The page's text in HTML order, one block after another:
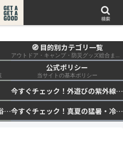
a good
🧭 目的別カテゴリ一覧
アウトドア・キャンプ・防災グッズ総合まとめ
公式ポリシー
当サイトの基本ポリシー
今すぐチェック！外遊びの紫外線対策・日差し快適化計画｜帽子・日傘・ウェア・日焼け止めを総まとめ☀️🏕️👓
今すぐチェック！水遊び・海水浴の快適化計画｜浮き輪・服装・日陰・安全対策を総まとめ🏖️🌊✨
今すぐチェック！真夏の猛暑・冷却・保冷快適化計画｜外遊び・キャンプ・車中泊の暑さ対策を総まとめ☀️🧊🏕️
検索